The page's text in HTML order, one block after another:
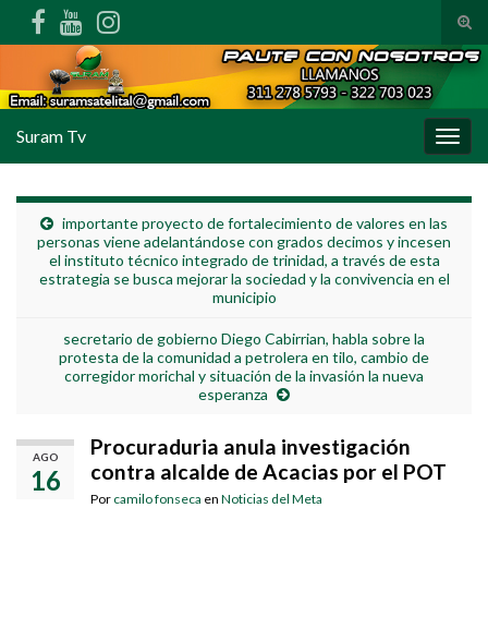
Suram Tv
importante proyecto de fortalecimiento de valores en las
personas viene adelantándose con grados decimos y incesen
el instituto técnico integrado de trinidad, a través de esta
estrategia se busca mejorar la sociedad y la convivencia en el
municipio
secretario de gobierno Diego Cabirrian, habla sobre la
protesta de la comunidad a petrolera en tilo, cambio de
corregidor morichal y situación de la invasión la nueva
esperanza
AGO
16
Procuraduria anula investigación
contra alcalde de Acacias por el POT
Por camilo fonseca en Noticias del Meta